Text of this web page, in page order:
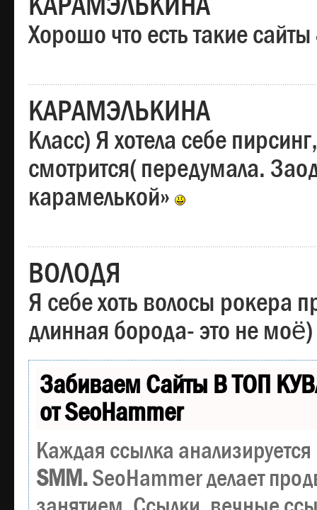
Хорошо что есть такие сайты
КАРАМЭЛЬКИНА
Класс) Я хотела себе
смотрится( передумала.
карамелькой»
ВОЛОДЯ
Я себе хоть волосы рокера
длинная борода- это не моё)
Забиваем Сайты В ТОП
от SeoHammer
Каждая ссылка
SMM.SeoHammer делает